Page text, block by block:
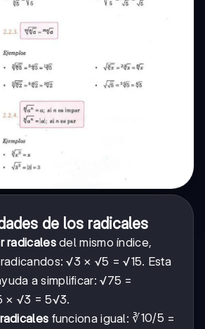
de los radicales
radicalesdel mismo índice,
√3 × √5 = √15. Esta
a simplificar: √75 =
× √3 = 5√3.
funciona igual: ∛10/5
10/5 =